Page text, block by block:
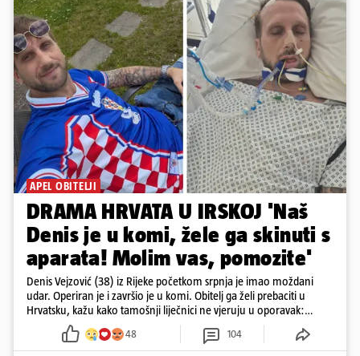
APEL OBITELJI
DRAMA HRVATA U IRSKOJ 'Naš
Denis je u komi, žele ga skinuti s
aparata! Molim vas, pomozite'
Denis Vejzović (38) iz Rijeke početkom srpnja je imao moždani
udar. Operiran je i završio je u komi. Obitelj ga želi prebaciti u
Hrvatsku, kažu kako tamošnji liječnici ne vjeruju u oporavak:
'Imamo 72 sata'
48 104